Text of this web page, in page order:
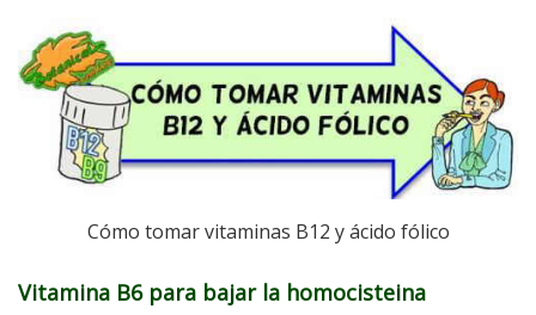
Cómo tomar vitaminas B12 y ácido fólico
Vitamina B6 para bajar la homocisteina